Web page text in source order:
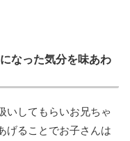
なった気分を味あわ
いしてもらいお兄ちゃ
げることでお子さんは